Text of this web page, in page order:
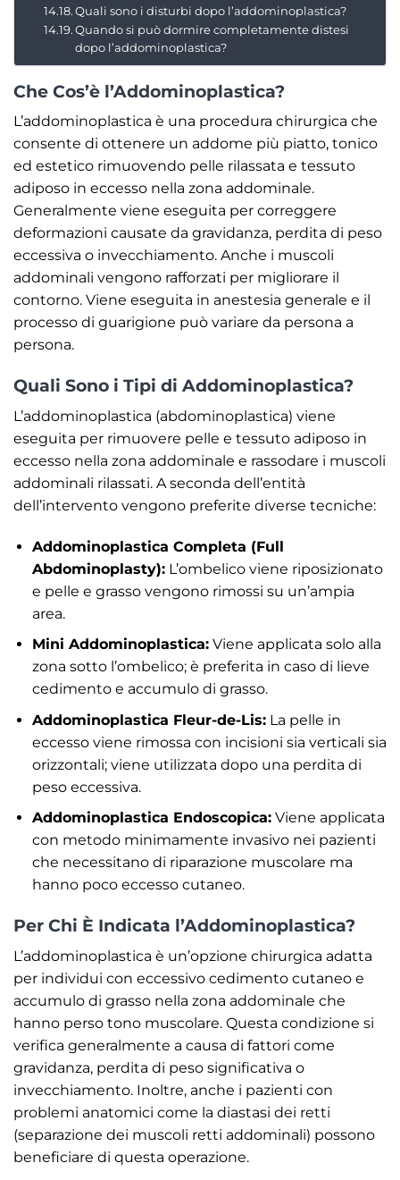
Quali sono i disturbi dopo l’addominoplastica?
Quando si può dormire completamente distesi
dopo l’addominoplastica?
Che Cos’è l’Addominoplastica?
L’addominoplastica è una procedura chirurgica che
consente di ottenere un addome più piatto, tonico
ed estetico rimuovendo pelle rilassata e tessuto
adiposo in eccesso nella zona addominale.
Generalmente viene eseguita per correggere
deformazioni causate da gravidanza, perdita di peso
eccessiva o invecchiamento. Anche i muscoli
addominali vengono rafforzati per migliorare il
contorno. Viene eseguita in anestesia generale e il
processo di guarigione può variare da persona a
persona.
Quali Sono i Tipi di Addominoplastica?
L’addominoplastica (abdominoplastica) viene
eseguita per rimuovere pelle e tessuto adiposo in
eccesso nella zona addominale e rassodare i muscoli
addominali rilassati. A seconda dell’entità
dell’intervento vengono preferite diverse tecniche:
Addominoplastica Completa (Full
Abdominoplasty):L’ombelico viene riposizionato
e pelle e grasso vengono rimossi su un’ampia
area.
Mini Addominoplastica:Viene applicata solo alla
zona sotto l’ombelico; è preferita in caso di lieve
cedimento e accumulo di grasso.
Addominoplastica Fleur-de-Lis:La pelle in
eccesso viene rimossa con incisioni sia verticali sia
orizzontali; viene utilizzata dopo una perdita di
peso eccessiva.
Addominoplastica Endoscopica:Viene applicata
con metodo minimamente invasivo nei pazienti
che necessitano di riparazione muscolare ma
hanno poco eccesso cutaneo.
Per Chi È Indicata l’Addominoplastica?
L’addominoplastica è un’opzione chirurgica adatta
per individui con eccessivo cedimento cutaneo e
accumulo di grasso nella zona addominale che
hanno perso tono muscolare. Questa condizione si
verifica generalmente a causa di fattori come
gravidanza, perdita di peso significativa o
invecchiamento. Inoltre, anche i pazienti con
problemi anatomici come la diastasi dei retti
(separazione dei muscoli retti addominali) possono
beneficiare di questa operazione.